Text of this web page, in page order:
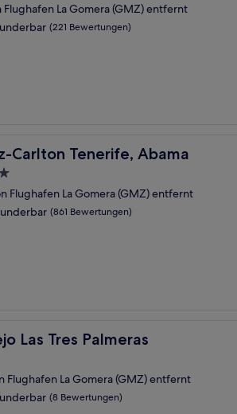
Flughafen La Gomera (GMZ) entfernt
(221 Bewertungen)
Carlton Tenerife, Abama
Tenerife, Abama
Flughafen La Gomera (GMZ) entfernt
(861 Bewertungen)
Las Tres Palmeras
Tres Palmeras
Flughafen La Gomera (GMZ) entfernt
(8 Bewertungen)